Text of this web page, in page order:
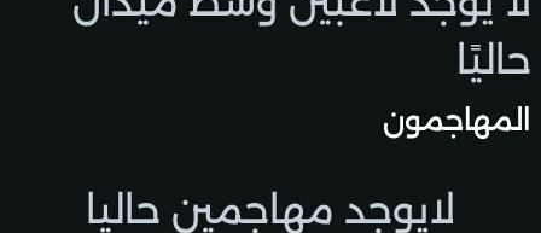
حاليًا
المهاجمون
لايوجد مهاجمين حاليا